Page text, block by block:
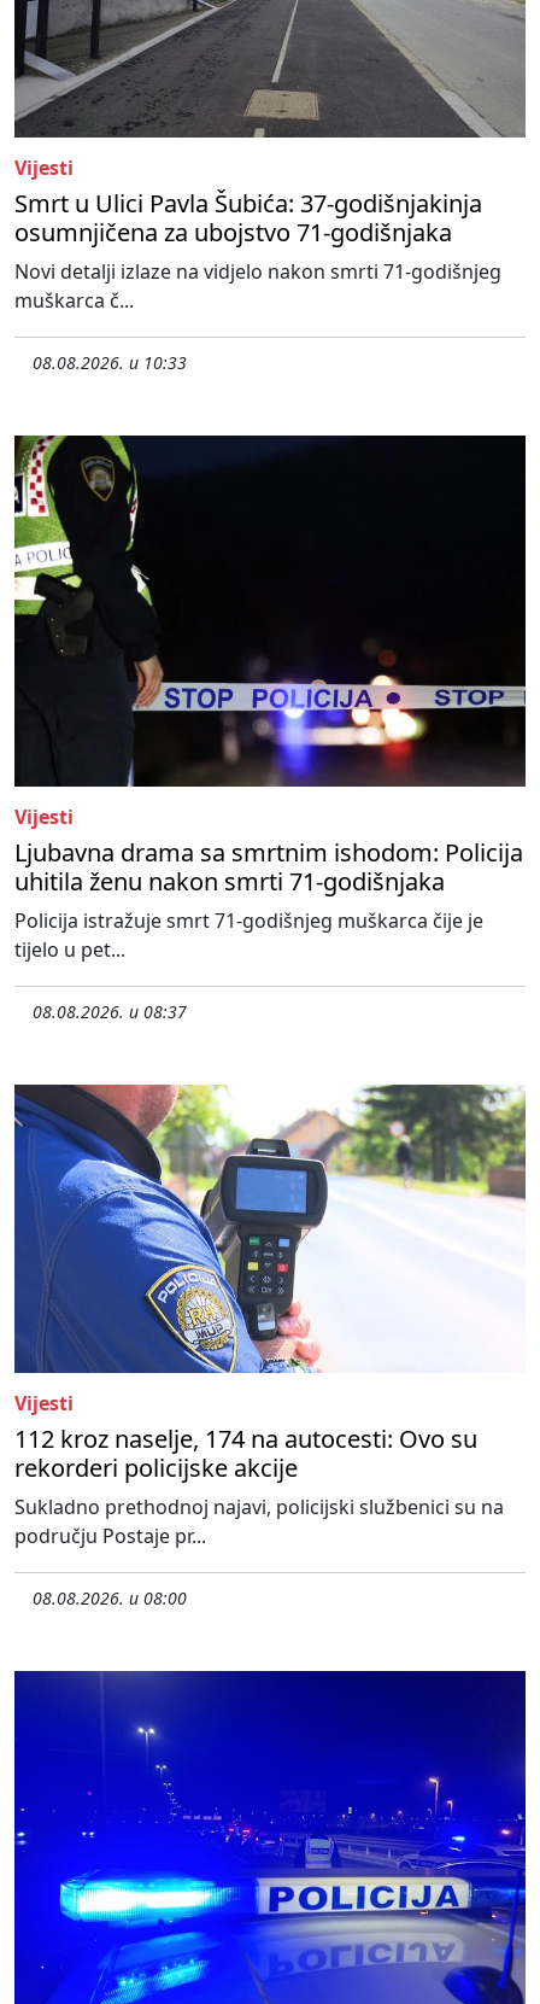
Vijesti
Smrt u Ulici Pavla Šubića: 37-godišnjakinja
osumnjičena za ubojstvo 71-godišnjaka
Novi detalji izlaze na vidjelo nakon smrti 71-godišnjeg
muškarca č...
08.08.2026. u 10:33
Vijesti
Ljubavna drama sa smrtnim ishodom: Policija
uhitila ženu nakon smrti 71-godišnjaka
Policija istražuje smrt 71-godišnjeg muškarca čije je
tijelo u pet...
08.08.2026. u 08:37
Vijesti
112 kroz naselje, 174 na autocesti: Ovo su
rekorderi policijske akcije
Sukladno prethodnoj najavi, policijski službenici su na
području Postaje pr...
08.08.2026. u 08:00